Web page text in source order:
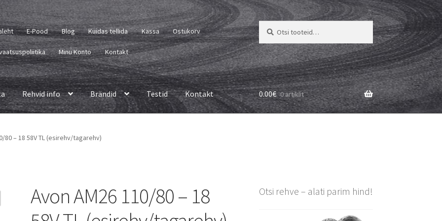
E-Pood Blog Kuidas tellida Kassa Ostukorv
Minu Konto Kontakt
Otsi:
Otsi
Rehvid info Brändid Testid Kontakt 0.00€ 0 artiklit
80 – 18 58V TL (esirehv/tagarehv)
Avon AM26 110/80 – 18
Otsi rehve – alati parim hind!